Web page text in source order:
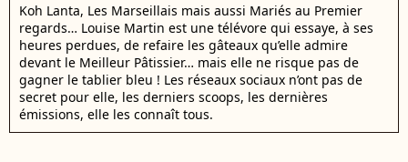
Koh Lanta, Les Marseillais mais aussi Mariés au Premier
regards… Louise Martin est une télévore qui essaye, à ses
heures perdues, de refaire les gâteaux qu’elle admire
devant le Meilleur Pâtissier… mais elle ne risque pas de
gagner le tablier bleu ! Les réseaux sociaux n’ont pas de
secret pour elle, les derniers scoops, les dernières
émissions, elle les connaît tous.